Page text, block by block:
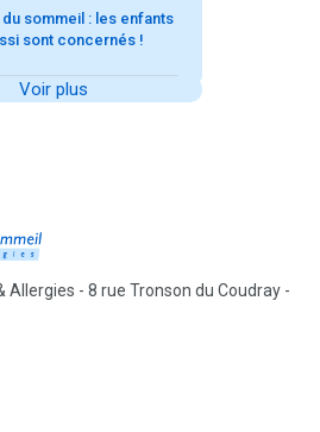
sommeil : les enfants
sont concernés !
Voir plus
- 8 rue Tronson du Coudray -